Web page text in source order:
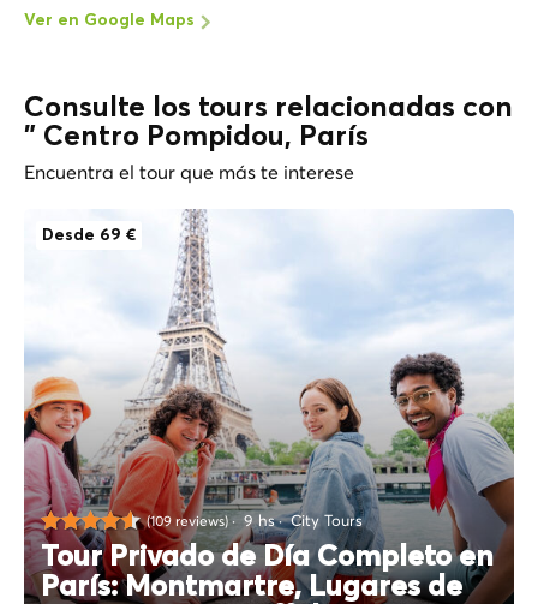
Ver en Google Maps
Consulte los tours relacionadas con
" Centro Pompidou, París
Encuentra el tour que más te interese
Desde 69 €
(109 reviews) 9 hs City Tours
Tour Privado de Día Completo en
París: Montmartre, Lugares de